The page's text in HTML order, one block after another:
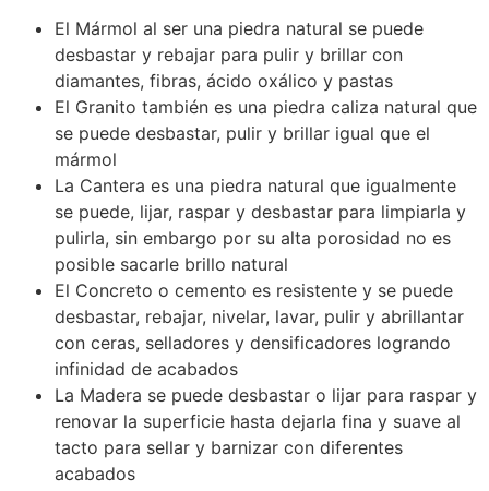
El Mármol al ser una piedra natural se puede
desbastar y rebajar para pulir y brillar con
diamantes, fibras, ácido oxálico y pastas
El Granito también es una piedra caliza natural que
se puede desbastar, pulir y brillar igual que el
mármol
La Cantera es una piedra natural que igualmente
se puede, lijar, raspar y desbastar para limpiarla y
pulirla, sin embargo por su alta porosidad no es
posible sacarle brillo natural
El Concreto o cemento es resistente y se puede
desbastar, rebajar, nivelar, lavar, pulir y abrillantar
con ceras, selladores y densificadores logrando
infinidad de acabados
La Madera se puede desbastar o lijar para raspar y
renovar la superficie hasta dejarla fina y suave al
tacto para sellar y barnizar con diferentes
acabados